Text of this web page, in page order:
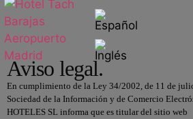
Aviso legal.
En cumplimiento de la Ley 34/2002, de 11 de
Sociedad de la Información y de Comercio
HOTELES SL informa que es titular del sitio web